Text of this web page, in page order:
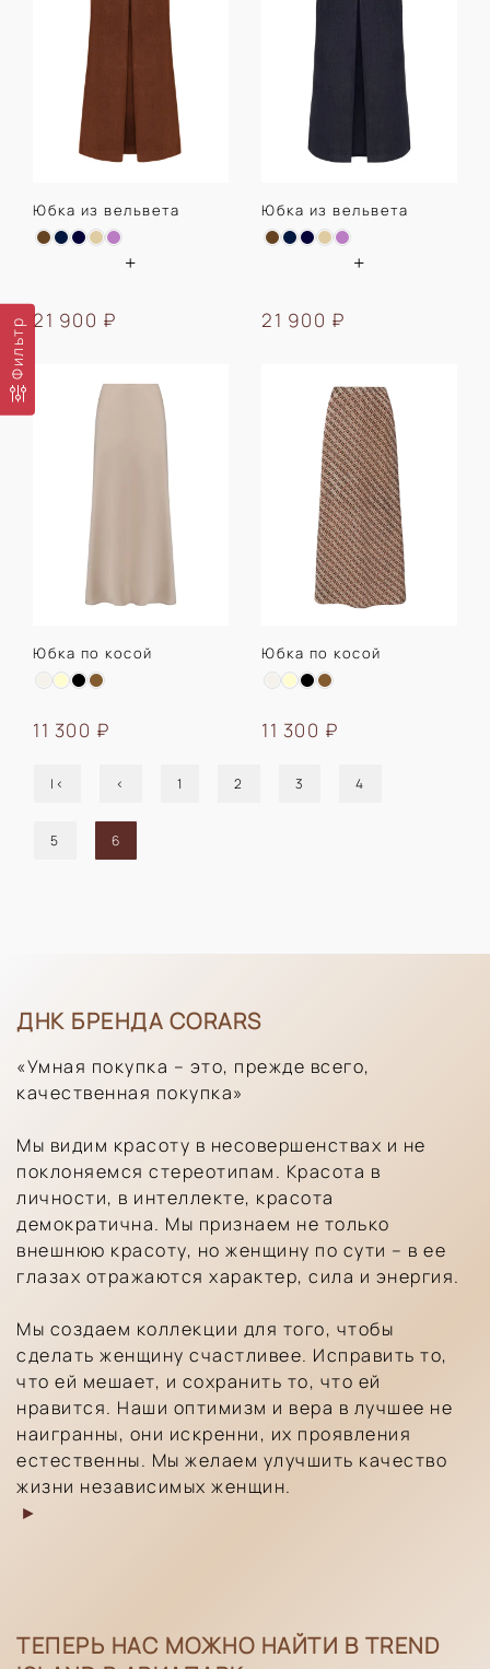
Фильтр
Юбка из вельвета
+
21 900 ₽
Юбка из вельвета
+
21 900 ₽
Юбка по косой
11 300 ₽
Юбка по косой
11 300 ₽
|< < 1 2 3 4
5 6
ДНК БРЕНДА CORARS
«Умная покупка – это, прежде всего,
качественная покупка»
Мы видим красоту в несовершенствах и не
поклоняемся стереотипам. Красота в
личности, в интеллекте, красота
демократична. Мы признаем не только
внешнюю красоту, но женщину по сути – в ее
глазах отражаются характер, сила и энергия.
Мы создаем коллекции для того, чтобы
сделать женщину счастливее. Исправить то,
что ей мешает, и сохранить то, что ей
нравится. Наши оптимизм и вера в лучшее не
наигранны, они искренни, их проявления
естественны. Мы желаем улучшить качество
жизни независимых женщин.
►
ТЕПЕРЬ НАС МОЖНО НАЙТИ В TREND